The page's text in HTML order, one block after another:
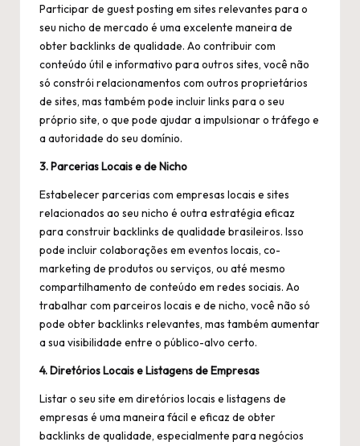
Participar de guest posting em sites relevantes para o
seu nicho de mercado é uma excelente maneira de
obter backlinks de qualidade. Ao contribuir com
conteúdo útil e informativo para outros sites, você não
só constrói relacionamentos com outros proprietários
de sites, mas também pode incluir links para o seu
próprio site, o que pode ajudar a impulsionar o tráfego e
a autoridade do seu domínio.
3. Parcerias Locais e de Nicho
Estabelecer parcerias com empresas locais e sites
relacionados ao seu nicho é outra estratégia eficaz
para construir backlinks de qualidade brasileiros. Isso
pode incluir colaborações em eventos locais, co-
marketing de produtos ou serviços, ou até mesmo
compartilhamento de conteúdo em redes sociais. Ao
trabalhar com parceiros locais e de nicho, você não só
pode obter backlinks relevantes, mas também aumentar
a sua visibilidade entre o público-alvo certo.
4. Diretórios Locais e Listagens de Empresas
Listar o seu site em diretórios locais e listagens de
empresas é uma maneira fácil e eficaz de obter
backlinks de qualidade, especialmente para negócios